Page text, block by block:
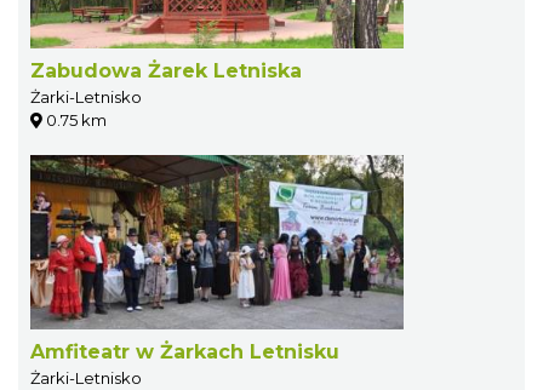
Zabudowa Żarek Letniska
Żarki-Letnisko
0.75 km
Amfiteatr w Żarkach Letnisku
Żarki-Letnisko